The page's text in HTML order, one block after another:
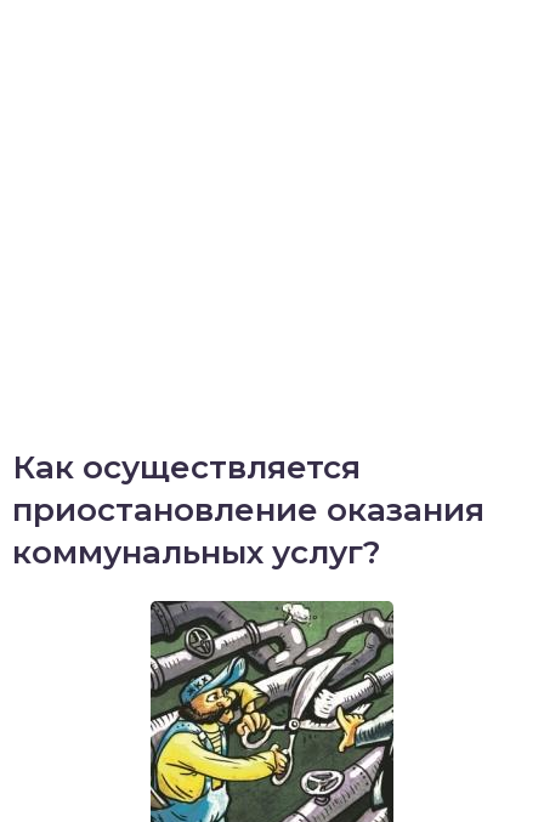
Как осуществляется
приостановление оказания
коммунальных услуг?